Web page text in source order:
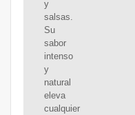
y
salsas.
Su
sabor
intenso
y
natural
eleva
cualquier